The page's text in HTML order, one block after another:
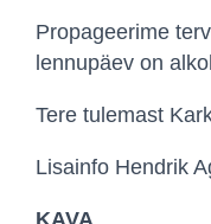
Propageerime
lennupäev on
Tere tulemast
Lisainfo Hendrik
KAVA